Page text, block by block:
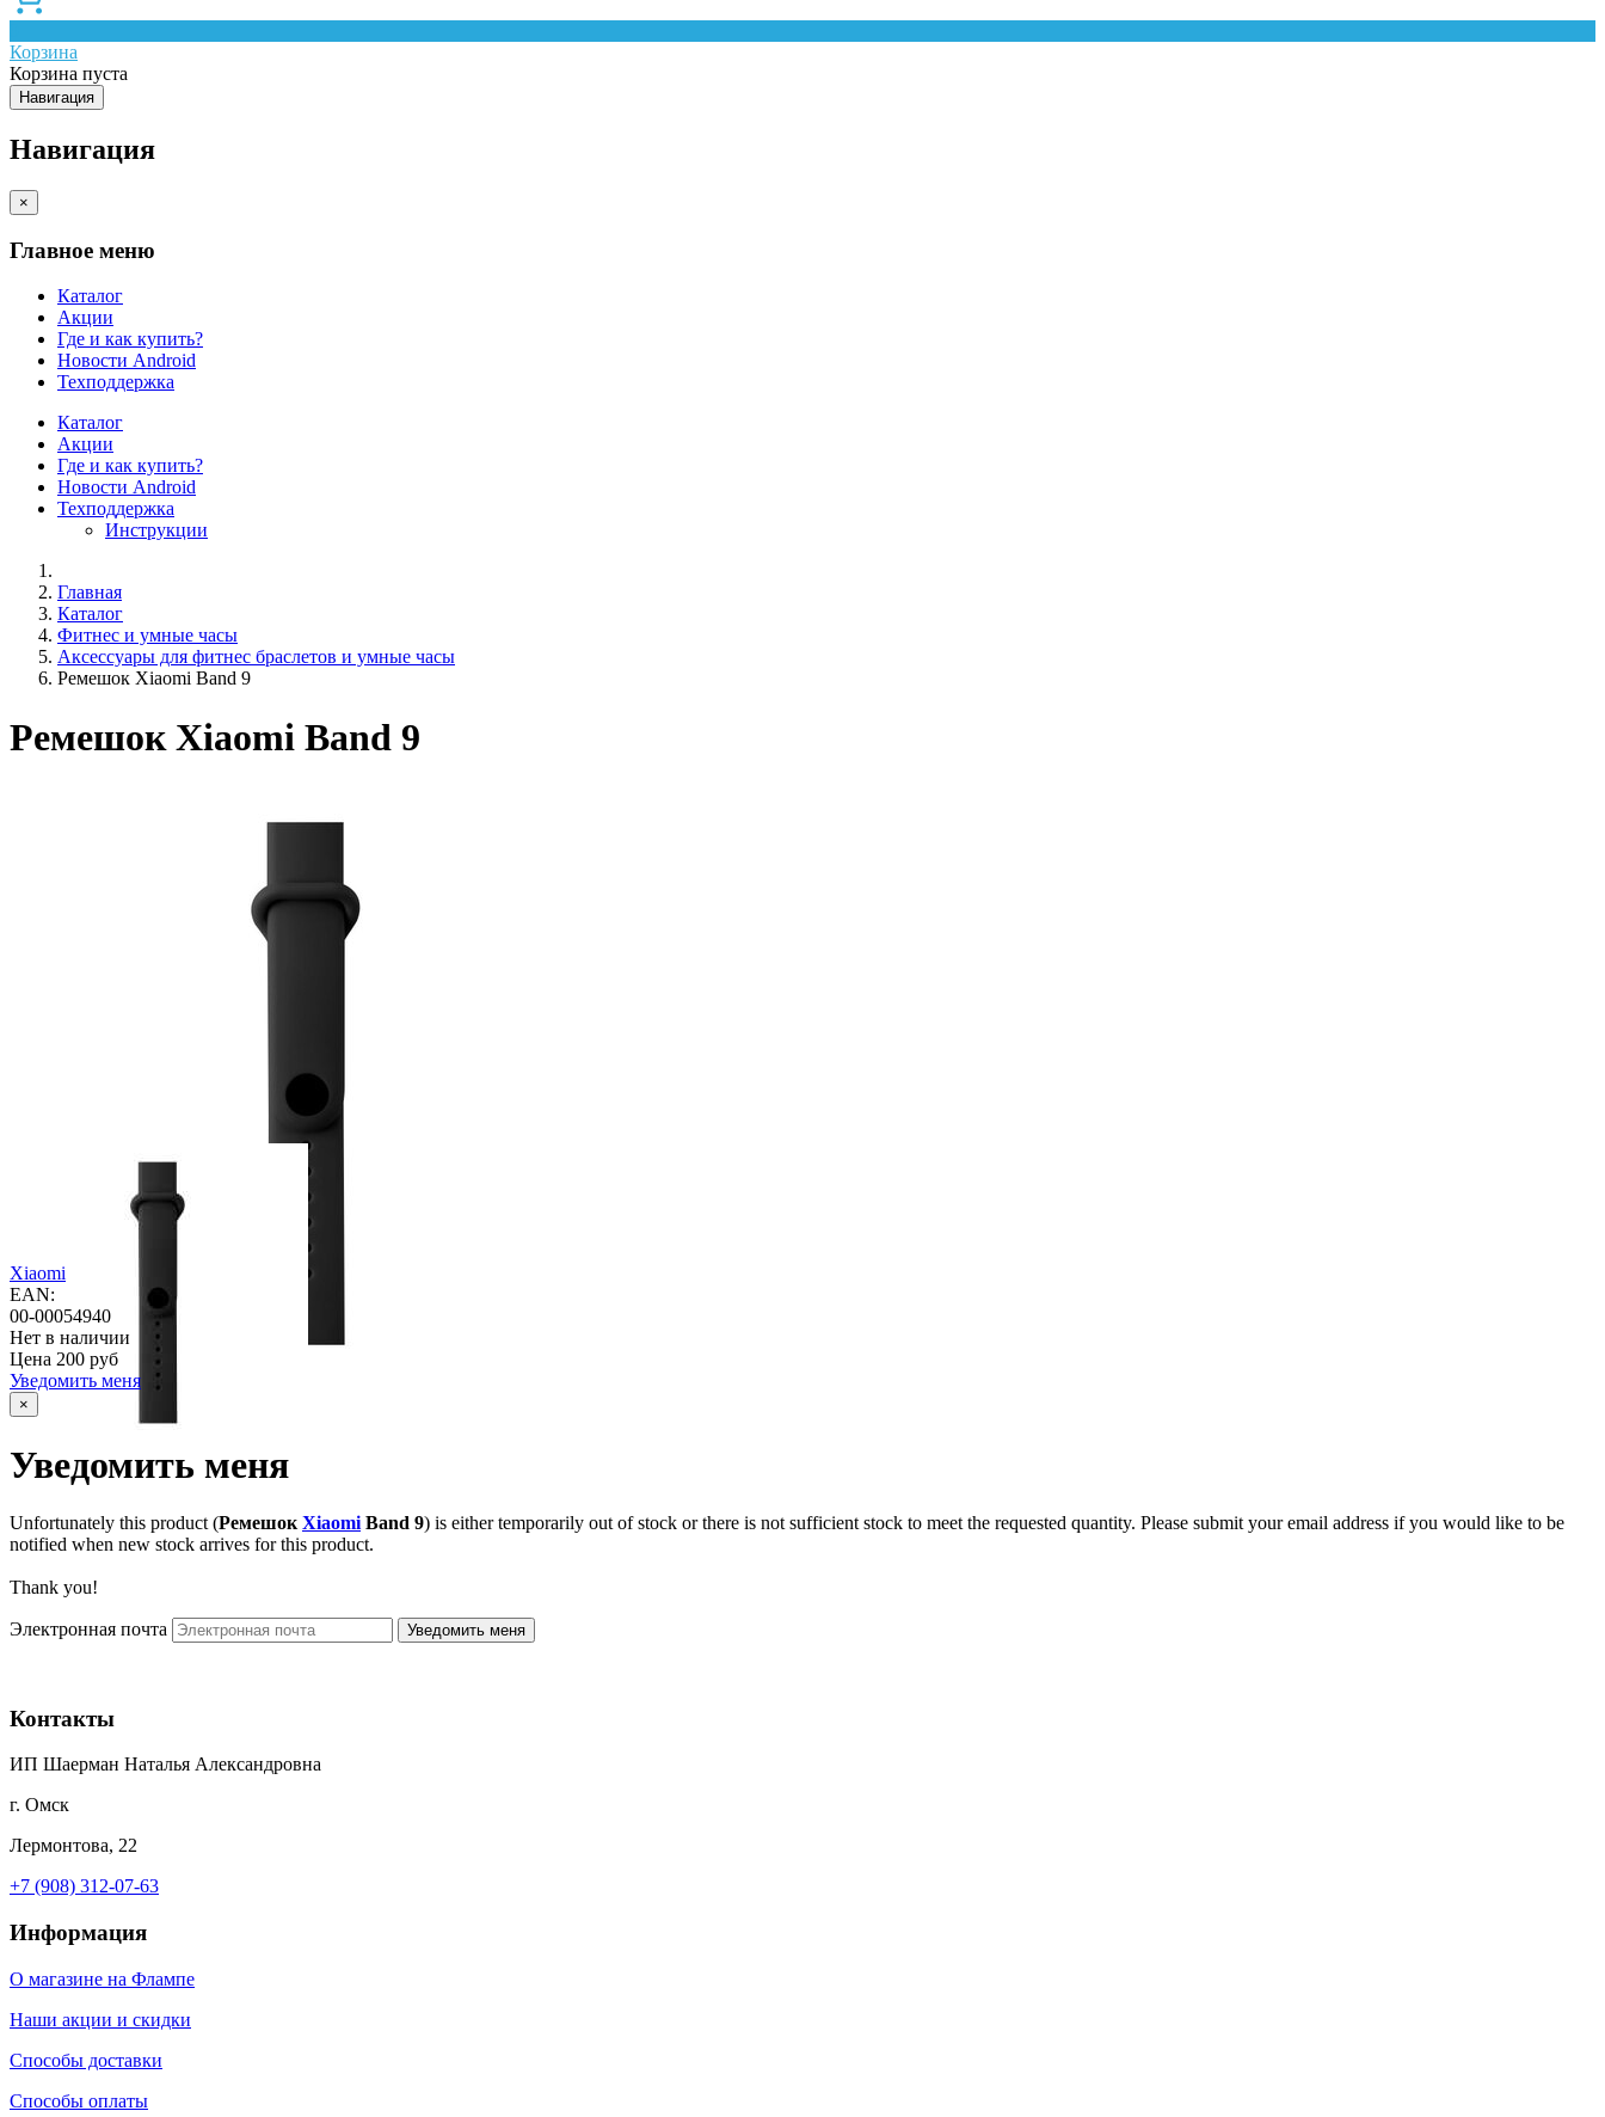
Корзина
Корзина пуста
Навигация
Навигация
×
Главное меню
Каталог
Акции
Где и как купить?
Новости Android
Техподдержка
Каталог
Акции
Где и как купить?
Новости Android
Техподдержка
Инструкции
Главная
Каталог
Фитнес и умные часы
Аксессуары для фитнес браслетов и умные часы
Ремешок Xiaomi Band 9
Ремешок Xiaomi Band 9
Xiaomi
EAN:
00-00054940
Нет в наличии
Цена 200 руб
Уведомить меня
×
Уведомить меня
Unfortunately this product (Ремешок Xiaomi Band 9) is either temporarily out of stock or there is not sufficient stock to meet the requested quantity. Please submit your email address if you would like to be
notified when new stock arrives for this product.
Thank you!
Электронная почта
Контакты
ИП Шаерман Наталья Александровна
г. Омск
Лермонтова, 22
+7 (908) 312-07-63
Информация
О магазине на Флампе
Наши акции и скидки
Способы доставки
Способы оплаты